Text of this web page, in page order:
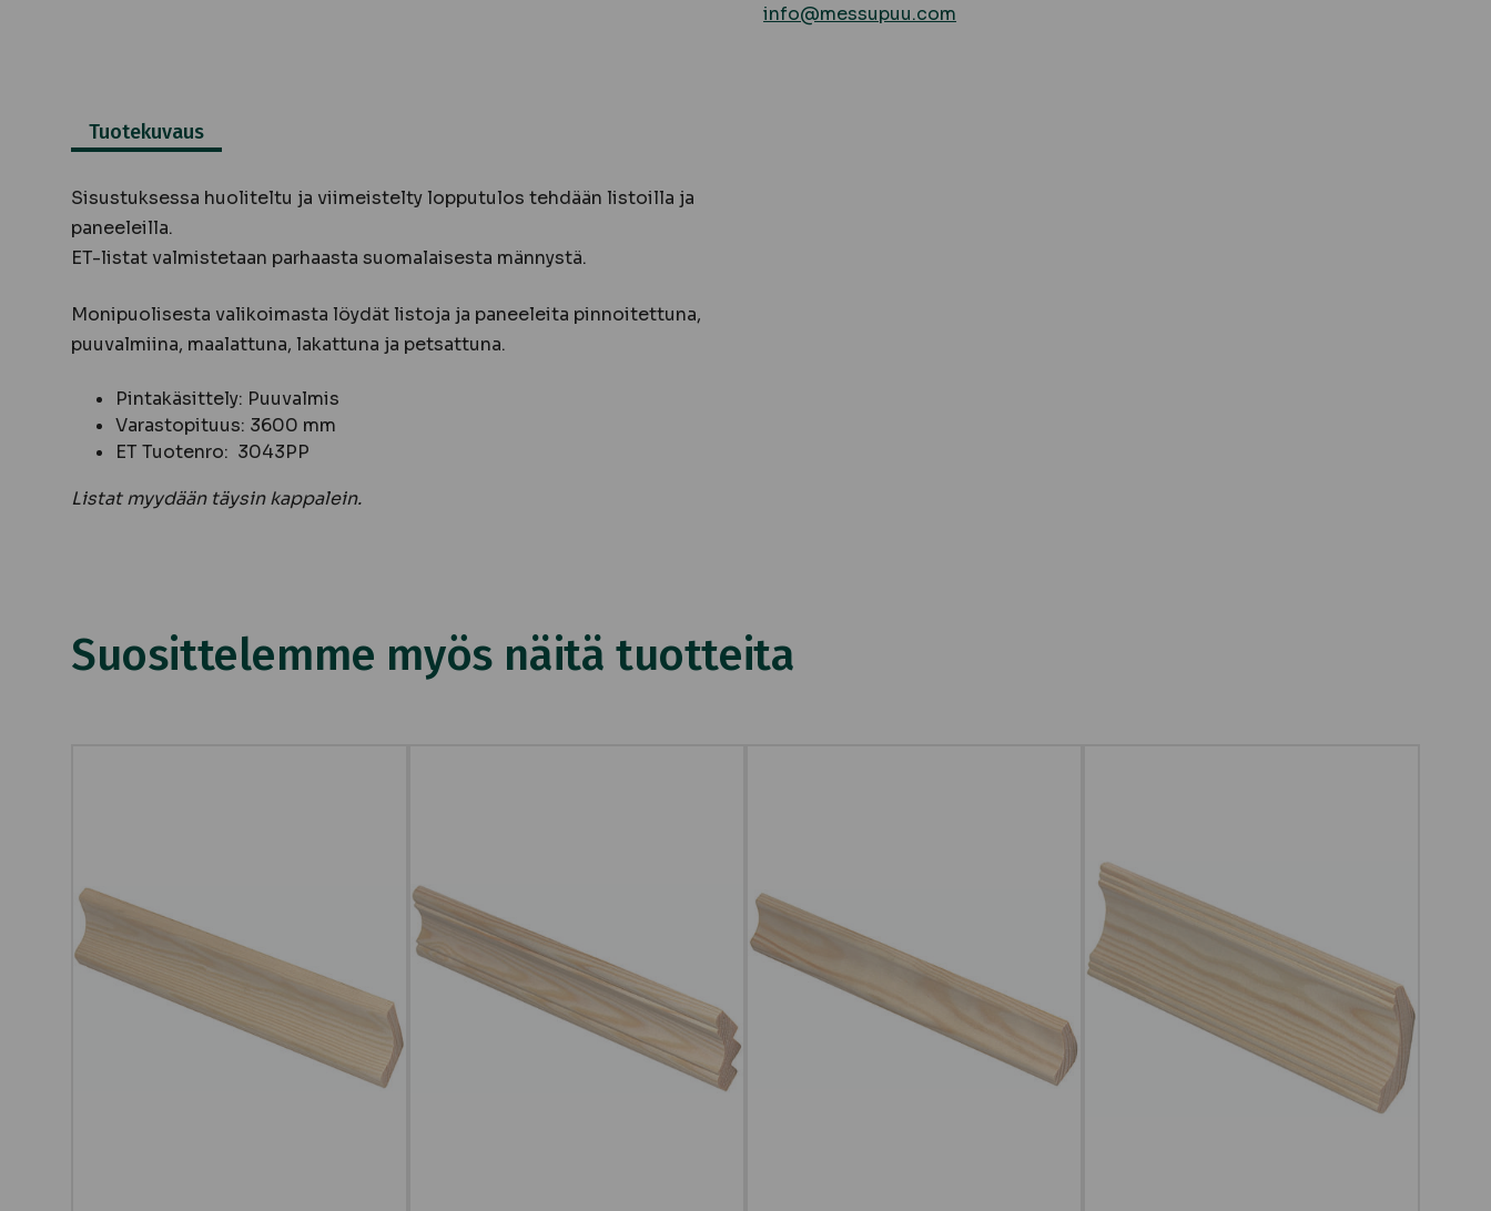
info@messupuu.com
Tuotekuvaus
Sisustuksessa huoliteltu ja viimeistelty lopputulos tehdään listoilla ja
paneeleilla.
ET-listat valmistetaan parhaasta suomalaisesta männystä.
Monipuolisesta valikoimasta löydät listoja ja paneeleita pinnoitettuna,
puuvalmiina, maalattuna, lakattuna ja petsattuna.
Pintakäsittely: Puuvalmis
Varastopituus: 3600 mm
ET Tuotenro: 3043PP
Listat myydään täysin kappalein.
Suosittelemme myös näitä tuotteita